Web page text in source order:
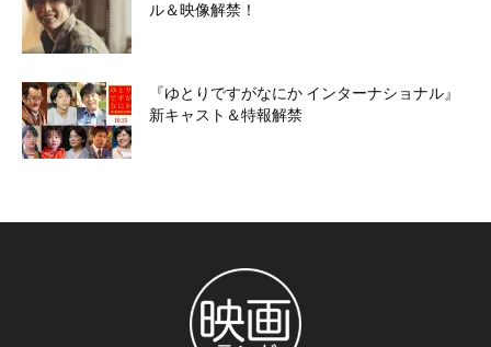
ル＆映像解禁！
『ゆとりですがなにか インターナショナル』
新キャスト＆特報解禁